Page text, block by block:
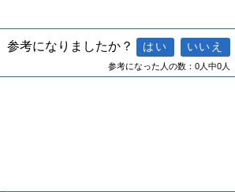
参考になりましたか？
参考になった人の数：0人中0人